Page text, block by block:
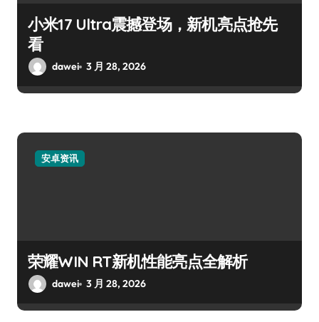
小米17 Ultra震撼登场，新机亮点抢先
看
dawei 3 月 28, 2026
安卓资讯
荣耀WIN RT新机性能亮点全解析
dawei 3 月 28, 2026